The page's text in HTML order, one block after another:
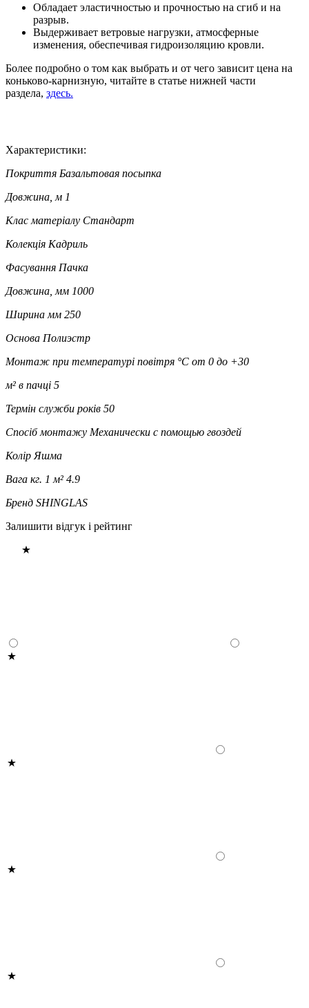
Обладает эластичностью и прочностью на сгиб и на
разрыв.
Выдерживает ветровые нагрузки, атмосферные
изменения, обеспечивая гидроизоляцию кровли.
Более подробно о том как выбрать и от чего зависит цена на
коньково-карнизную, читайте в статье нижней части
раздела, здесь.
Характеристики:
Покриття Базальтовая посыпка
Довжина, м 1
Клас матеріалу Стандарт
Колекція Кадриль
Фасування Пачка
Довжина, мм 1000
Ширина мм 250
Основа Полиэстр
Монтаж при температурі повітря °C от 0 до +30
м² в пачці 5
Термін служби років 50
Спосіб монтажу Механически с помощью гвоздей
Колір Яшма
Вага кг. 1 м² 4.9
Бренд SHINGLAS
Залишити відгук і рейтинг